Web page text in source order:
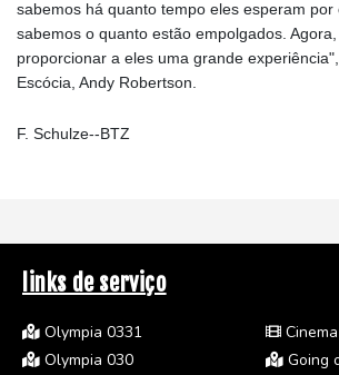
sabemos há quanto tempo eles esperam por
sabemos o quanto estão empolgados.
proporcionar a eles uma grande
Escócia, Andy Robertson.
F. Schulze--BTZ
links de serviço
Olympia 0331
Olympia 030
Going